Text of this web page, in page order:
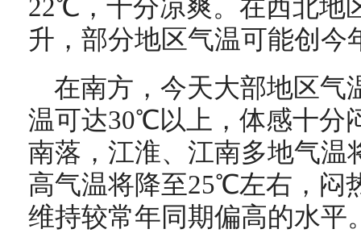
22℃ ，十分凉爽。在西北
升，部分地区气温可能创今
在南方，今天大部地区气
温可达30℃以上，体感十分
南落，江淮、江南多地气温
高气温将降至25℃左右，闷
维持较常年同期偏高的水平